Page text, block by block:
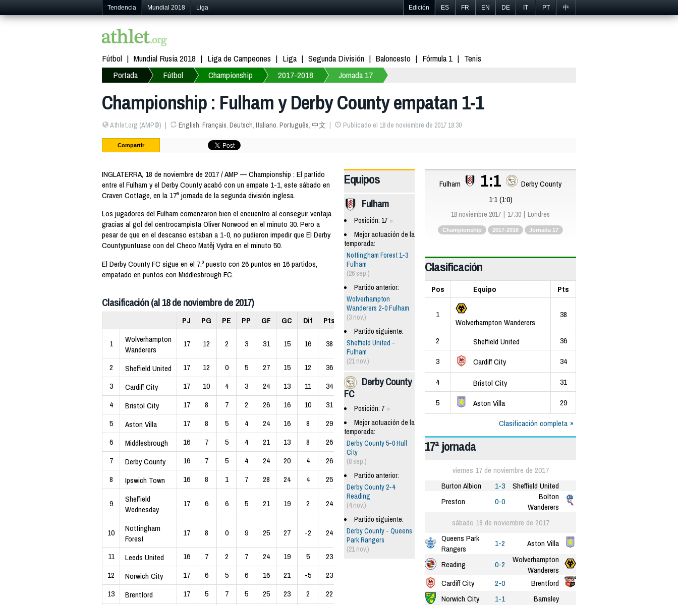
Tendencia Mundial 2018 Liga Edición ES FR EN DE IT PT 中
Fútbol Mundial Rusia 2018 Liga de Campeones Liga Segunda División Baloncesto Fórmula 1
Tenis
Portada
Fútbol Championship 2017-2018 Jornada 17
Championship : Fulham y Derby County empatan 1-1
Athlet.org (AMP©) English, Français, Deutsch, Italiano, Português, 中文 Publicado el 18 de noviembre de 2017 19:30
Compartir
INGLATERRA, 18 de noviembre de 2017 / AMP — Championship : El partido
entre el Fulham y el Derby County acabó con un empate 1-1, este sábado en
Craven Cottage, en la 17ª jornada de la segunda división inglesa.
Los jugadores del Fulham comenzaron bien el encuentro al conseguir ventaja
gracias al gol del centrocampista Oliver Norwood en el minuto 30. Pero a
pesar de que en el descanso estaban a 1-0, no pudieron impedir que El Derby
Countypuntuase con del Checo Matěj Vydra en el minuto 50.
El Derby County FC sigue en el 7.º puesto con 26 puntos en 16 partidos,
empatado en puntos con Middlesbrough FC.
Clasificación (al 18 de noviembre de 2017)
PJ PG PE PP GF GC Dif Pts
1
Wolverhampton
Wanderers
17 12 2 3 31 15 16 38
2 Sheffield United 17 12 0 5 27 15 12
36
3
Cardiff City 17 10 4 3 24 13 11
34
4
Bristol City 17 8 7 2 26 16 10
31
5
Aston Villa 17 8 5 4 24 16 8
29
6
Middlesbrough 16 7 5 4 21 13 8
26
7
Derby County 16 7 5 4 24 20 4
26
8
Ipswich Town 16 8 1 7 28 24 4 25
9
Sheffield
Wednesday
17 6 6 5 21 19 2 24
10
Nottingham
Forest
17 8 0 9 25 27 -2 24
11 Leeds United 16 7 2 7 24 19 5
23
12
Norwich City 17 6 5 6 16 21 -5
23
13
Brentford 17 5 7 5 25 23 2
22
Equipos
Fulham
Posición: 17
Mejor actuación de la
temporada:
Nottingham Forest 1-3
Fulham
(26 sep.)
Partido anterior:
Wolverhampton
Wanderers 2-0 Fulham
(3 nov.)
Partido siguiente:
Sheffield United -
Fulham
(21 nov.)
Derby County
FC
Posición: 7
Mejor actuación de la
temporada:
Derby County 5-0 Hull
City
(8 sep.)
Partido anterior:
Derby County 2-4
Reading
(4 nov.)
Partido siguiente:
Derby County - Queens
Park Rangers
(21 nov.)
Fulham 1:1
Derby County
1:1 (1:0)
18 noviembre 2017 17:30 Londres
Championship 2017-2018 Jornada 17
Clasificación
Pos Equipo Pts
1
Wolverhampton Wanderers
38
2 Sheffield United
36
3
Cardiff City
34
4
Bristol City
31
5
Aston Villa
29
Clasificación completa
17ª jornada
viernes 17 de noviembre de 2017
Burton Albion
1-3
Sheffield United
Preston
0-0
Bolton
Wanderers
sábado 18 de noviembre de 2017
Queens Park
Rangers
1-2
Aston Villa
Reading
0-2
Wolverhampton
Wanderers
Cardiff City
2-0
Brentford
Norwich City
1-1
Barnsley